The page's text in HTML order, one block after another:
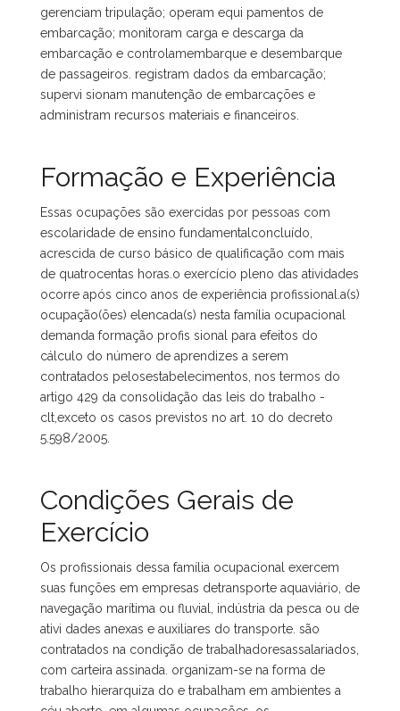
gerenciam tripulação; operam equi pamentos de
embarcação; monitoram carga e descarga da
embarcação e controlamembarque e desembarque
de passageiros. registram dados da embarcação;
supervi sionam manutenção de embarcações e
administram recursos materiais e financeiros.
Formação e Experiência
Essas ocupações são exercidas por pessoas com
escolaridade de ensino fundamentalconcluído,
acrescida de curso básico de qualificação com mais
de quatrocentas horas.o exercício pleno das atividades
ocorre após cinco anos de experiência profissional.a(s)
ocupação(ões) elencada(s) nesta família ocupacional
demanda formação profis sional para efeitos do
cálculo do número de aprendizes a serem
contratados pelosestabelecimentos, nos termos do
artigo 429 da consolidação das leis do trabalho -
clt,exceto os casos previstos no art. 10 do decreto
5.598/2005.
Condições Gerais de
Exercício
Os profissionais dessa família ocupacional exercem
suas funções em empresas detransporte aquaviário, de
navegação marítima ou fluvial, indústria da pesca ou de
ativi dades anexas e auxiliares do transporte. são
contratados na condição de trabalhadoresassalariados,
com carteira assinada. organizam-se na forma de
trabalho hierarquiza do e trabalham em ambientes a